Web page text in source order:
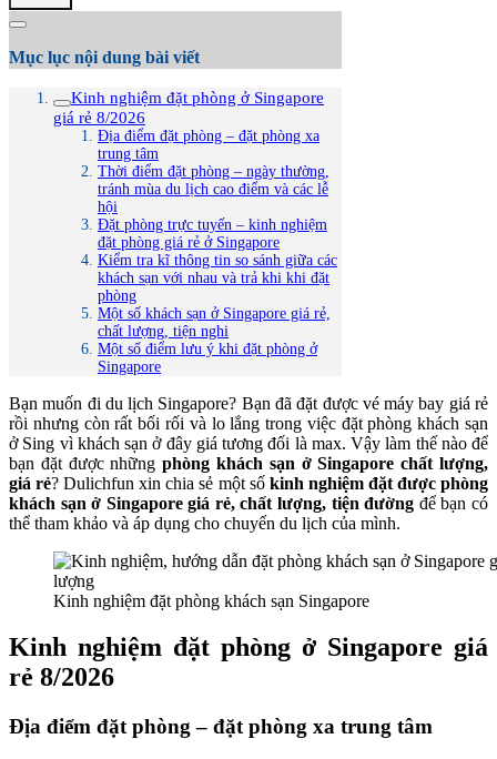
Mục lục nội dung bài viết
Kinh nghiệm đặt phòng ở Singapore
giá rẻ 8/2026
Địa điểm đặt phòng – đặt phòng xa
trung tâm
Thời điểm đặt phòng – ngày thường,
tránh mùa du lịch cao điểm và các lễ
hội
Đặt phòng trực tuyến – kinh nghiệm
đặt phòng giá rẻ ở Singapore
Kiểm tra kĩ thông tin so sánh giữa các
khách sạn với nhau và trả khi khi đặt
phòng
Một số khách sạn ở Singapore giá rẻ,
chất lượng, tiện nghi
Một số điểm lưu ý khi đặt phòng ở
Singapore
Bạn muốn đi du lịch Singapore? Bạn đã đặt được vé máy bay giá rẻ
rồi nhưng còn rất bối rối và lo lắng trong việc đặt phòng khách sạn
ở Sing vì khách sạn ở đây giá tương đối là max. Vậy làm thế nào để
bạn đặt được nhữngphòng khách sạn ở Singapore chất lượng,
giá rẻ? Dulichfun xin chia sẻ một số kinh nghiệm đặt được phòng
khách sạn ở Singapore giá rẻ, chất lượng, tiện đường để bạn có
thể tham khảo và áp dụng cho chuyến du lịch của mình.
Kinh nghiệm đặt phòng khách sạn Singapore
Kinh nghiệm đặt phòng ở Singapore giá
rẻ 8/2026
Địa điểm đặt phòng – đặt phòng xa trung tâm